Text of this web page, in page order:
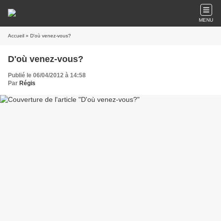
MENU
Accueil » D'où venez-vous?
D'où venez-vous?
Publié le 06/04/2012 à 14:58
Par Régis